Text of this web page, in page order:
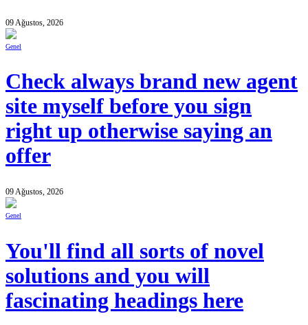
09 Ağustos, 2026
Genel
Check always brand new agent
site myself before you sign
right up otherwise saying an
offer
09 Ağustos, 2026
Genel
You'll find all sorts of novel
solutions and you will
fascinating headings here